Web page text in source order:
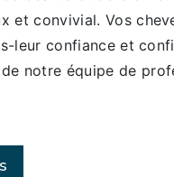
et convivial. Vos
leur confiance et
notre équipe de